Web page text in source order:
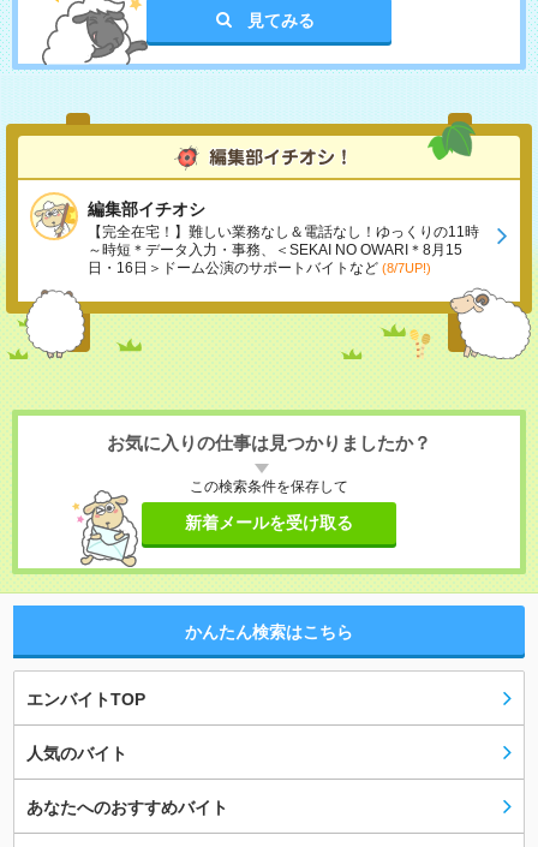
見てみる
編集部イチオシ
【完全在宅！】難しい業務なし＆電話なし！ゆっくりの11時
～時短＊データ入力・事務、＜SEKAI NO OWARI＊8月15
日・16日＞ドーム公演のサポートバイトなど (8/7UP!)
お気に入りの仕事は見つかりましたか？
この検索条件を保存して
新着メールを受け取る
かんたん検索はこちら
エンバイトTOP
人気のバイト
あなたへのおすすめバイト